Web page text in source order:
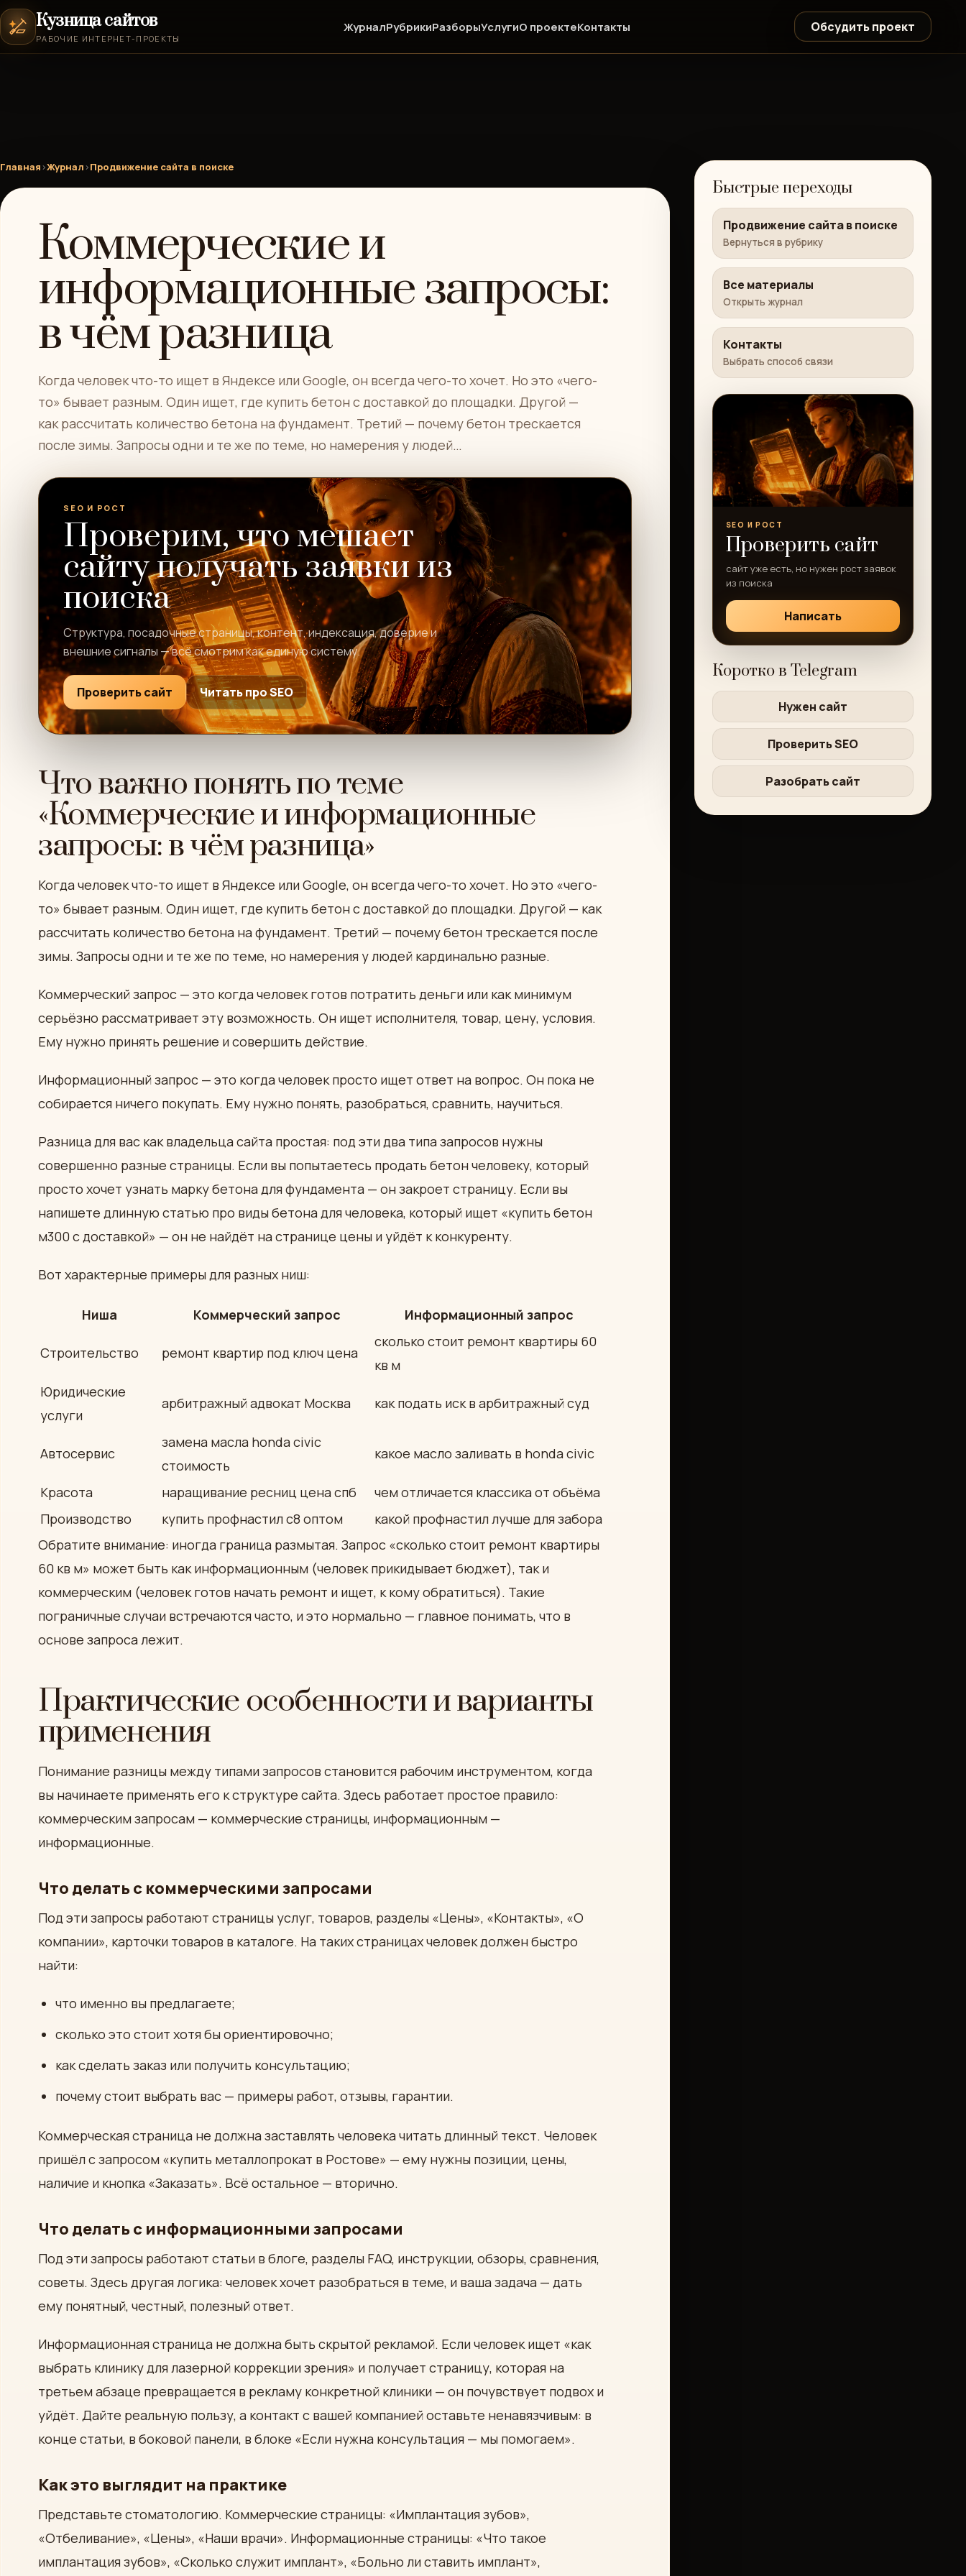
Кузница сайтов
РАБОЧИЕ ИНТЕРНЕТ-ПРОЕКТЫ
ЖурналРубрикиРазборыУслугиО проектеКонтакты Обсудить проект
Главная›Журнал›Продвижение сайта в поиске
Коммерческие и
информационные запросы:
в чём разница
Когда человек что-то ищет в Яндексе или Google, он всегда чего-то хочет. Но это «чего-
то» бывает разным. Один ищет, где купить бетон с доставкой до площадки. Другой —
как рассчитать количество бетона на фундамент. Третий — почему бетон трескается
после зимы. Запросы одни и те же по теме, но намерения у людей…
SEO И РОСТ
Проверим, что мешает
сайту получать заявки из
поиска
Структура, посадочные страницы, контент, индексация, доверие и
внешние сигналы — всё смотрим как единую систему.
Проверить сайт Читать про SEO
Что важно понять по теме
«Коммерческие и информационные
запросы: в чём разница»
Когда человек что-то ищет в Яндексе или Google, он всегда чего-то хочет. Но это «чего-
то» бывает разным. Один ищет, где купить бетон с доставкой до площадки. Другой — как
рассчитать количество бетона на фундамент. Третий — почему бетон трескается после
зимы. Запросы одни и те же по теме, но намерения у людей кардинально разные.
Коммерческий запрос — это когда человек готов потратить деньги или как минимум
серьёзно рассматривает эту возможность. Он ищет исполнителя, товар, цену, условия.
Ему нужно принять решение и совершить действие.
Информационный запрос — это когда человек просто ищет ответ на вопрос. Он пока не
собирается ничего покупать. Ему нужно понять, разобраться, сравнить, научиться.
Разница для вас как владельца сайта простая: под эти два типа запросов нужны
совершенно разные страницы. Если вы попытаетесь продать бетон человеку, который
просто хочет узнать марку бетона для фундамента — он закроет страницу. Если вы
напишете длинную статью про виды бетона для человека, который ищет «купить бетон
м300 с доставкой» — он не найдёт на странице цены и уйдёт к конкуренту.
Вот характерные примеры для разных ниш:
Ниша Коммерческий запрос Информационный запрос
Строительство ремонт квартир под ключ цена
сколько стоит ремонт квартиры 60
кв м
Юридические
услуги
арбитражный адвокат Москва как подать иск в арбитражный суд
Автосервис
замена масла honda civic
стоимость
какое масло заливать в honda civic
Красота наращивание ресниц цена спб
чем отличается классика от объёма
Производство
купить профнастил с8 оптом
какой профнастил лучше для забора
Обратите внимание: иногда граница размытая. Запрос «сколько стоит ремонт квартиры
60 кв м» может быть как информационным (человек прикидывает бюджет), так и
коммерческим (человек готов начать ремонт и ищет, к кому обратиться). Такие
пограничные случаи встречаются часто, и это нормально — главное понимать, что в
основе запроса лежит.
Практические особенности и варианты
применения
Понимание разницы между типами запросов становится рабочим инструментом, когда
вы начинаете применять его к структуре сайта. Здесь работает простое правило:
коммерческим запросам — коммерческие страницы, информационным —
информационные.
Что делать с коммерческими запросами
Под эти запросы работают страницы услуг, товаров, разделы «Цены», «Контакты», «О
компании», карточки товаров в каталоге. На таких страницах человек должен быстро
найти:
что именно вы предлагаете;
сколько это стоит хотя бы ориентировочно;
как сделать заказ или получить консультацию;
почему стоит выбрать вас — примеры работ, отзывы, гарантии.
Коммерческая страница не должна заставлять человека читать длинный текст. Человек
пришёл с запросом «купить металлопрокат в Ростове» — ему нужны позиции, цены,
наличие и кнопка «Заказать». Всё остальное — вторично.
Что делать с информационными запросами
Под эти запросы работают статьи в блоге, разделы FAQ, инструкции, обзоры, сравнения,
советы. Здесь другая логика: человек хочет разобраться в теме, и ваша задача — дать
ему понятный, честный, полезный ответ.
Информационная страница не должна быть скрытой рекламой. Если человек ищет «как
выбрать клинику для лазерной коррекции зрения» и получает страницу, которая на
третьем абзаце превращается в рекламу конкретной клиники — он почувствует подвох и
уйдёт. Дайте реальную пользу, а контакт с вашей компанией оставьте ненавязчивым: в
конце статьи, в боковой панели, в блоке «Если нужна консультация — мы помогаем».
Как это выглядит на практике
Представьте стоматологию. Коммерческие страницы: «Имплантация зубов»,
«Отбеливание», «Цены», «Наши врачи». Информационные страницы: «Что такое
имплантация зубов», «Сколько служит имплант», «Больно ли ставить имплант»,
Быстрые переходы
Продвижение сайта в поиске
Вернуться в рубрику
Все материалы
Открыть журнал
Контакты
Выбрать способ связи
SEO И РОСТ
Проверить сайт
сайт уже есть, но нужен рост заявок
из поиска
Написать
Коротко в Telegram
Нужен сайт
Проверить SEO
Разобрать сайт